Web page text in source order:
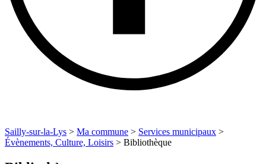
Sailly-sur-la-Lys > Ma commune > Services municipaux >
Évènements, Culture, Loisirs > Bibliothèque